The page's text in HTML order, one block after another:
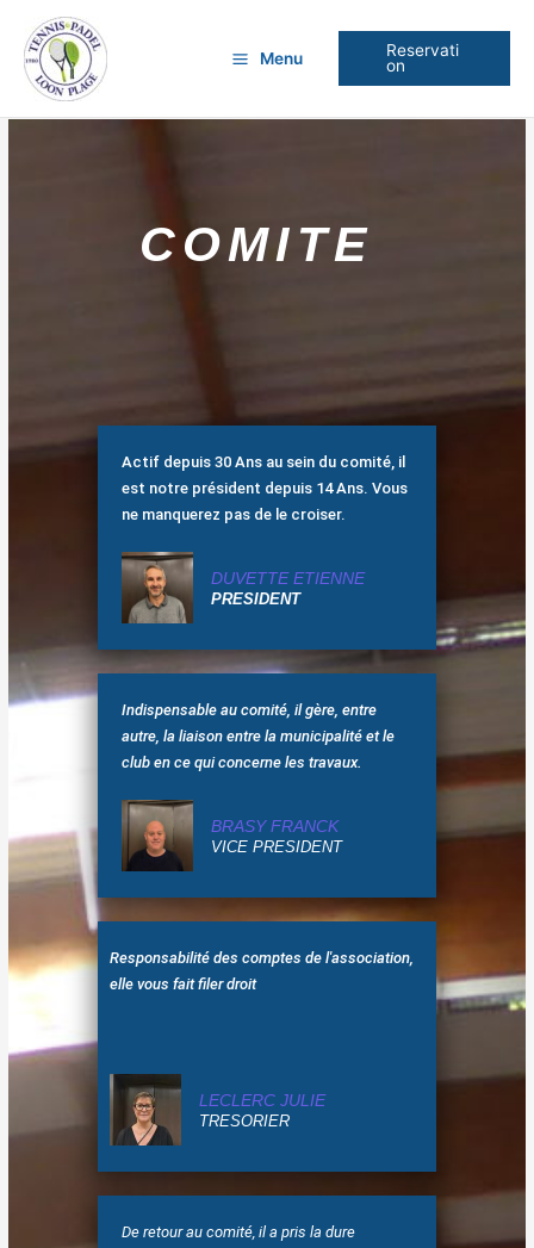
contenu
Menu
Reservati
on
COMITE
Actif depuis 30 Ans au sein du comité, il
est notre président depuis 14 Ans. Vous
ne manquerez pas de le croiser.
DUVETTE ETIENNE
PRESIDENT
Indispensable au comité, il gère, entre
autre, la liaison entre la municipalité et le
club en ce qui concerne les travaux.
BRASY FRANCK
VICE PRESIDENT
Responsabilité des comptes de l'association,
elle vous fait filer droit
LECLERC JULIE
TRESORIER
De retour au comité, il a pris la dure